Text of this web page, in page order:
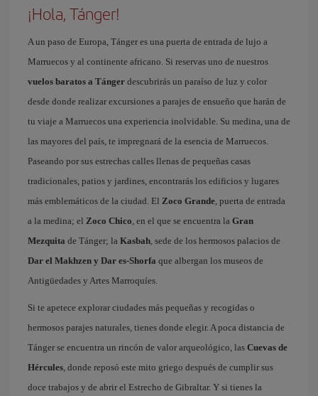
¡Hola, Tánger!
A un paso de Europa, Tánger es una puerta de entrada de lujo a
Marruecos y al continente africano. Si reservas uno de nuestros
vuelos baratos a Tánger descubrirás un paraíso de luz y color
desde donde realizar excursiones a parajes de ensueño que harán de
tu viaje a Marruecos una experiencia inolvidable. Su medina, una de
las mayores del país, te impregnará de la esencia de Marruecos.
Paseando por sus estrechas calles llenas de pequeñas casas
tradicionales, patios y jardines, encontrarás los edificios y lugares
más emblemáticos de la ciudad. El Zoco Grande, puerta de entrada
a la medina; el Zoco Chico, en el que se encuentra la Gran
Mezquita de Tánger; la Kasbah, sede de los hermosos palacios de
Dar el Makhzen y Dar es-Shorfa que albergan los museos de
Antigüedades y Artes Marroquíes.
Si te apetece explorar ciudades más pequeñas y recogidas o
hermosos parajes naturales, tienes donde elegir. A poca distancia de
Tánger se encuentra un rincón de valor arqueológico, las Cuevas de
Hércules, donde reposó este mito griego después de cumplir sus
doce trabajos y de abrir el Estrecho de Gibraltar. Y si tienes la